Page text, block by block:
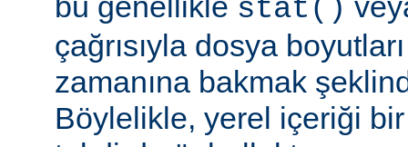
stat()
çağrısıyla dosya
zamanına bakmak
Böylelikle, yerel içeriği bir